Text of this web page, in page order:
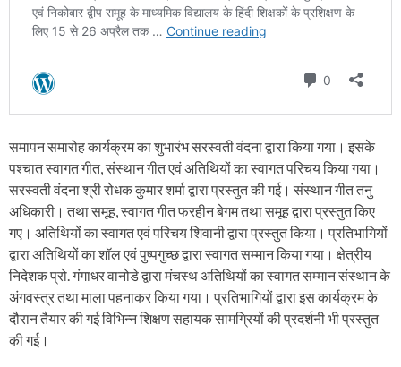
समापन समारोह कार्यक्रम का शुभारंभ सरस्वती वंदना द्वारा किया गया। इसके
पश्चात स्वागत गीत, संस्थान गीत एवं अतिथियों का स्वागत परिचय किया गया।
सरस्वती वंदना श्री रोधक कुमार शर्मा द्वारा प्रस्तुत की गई। संस्थान गीत तनु
अधिकारी। तथा समूह, स्वागत गीत फरहीन बेगम तथा समूह द्वारा प्रस्तुत किए
गए। अतिथियों का स्वागत एवं परिचय शिवानी द्वारा प्रस्तुत किया। ‌प्रतिभागियों
द्वारा अतिथियों का शॉल एवं पुष्पगुच्छ द्वारा स्वागत सम्मान किया गया। क्षेत्रीय
निदेशक प्रो. गंगाधर वानोडे द्वारा मंचस्थ अतिथियों का स्वागत सम्मान संस्थान के
अंगवस्त्र तथा माला पहनाकर किया गया। प्रतिभागियों द्वारा इस कार्यक्रम के
दौरान तैयार की गई विभिन्न शिक्षण सहायक सामग्रियों की प्रदर्शनी भी प्रस्तुत
की गई।